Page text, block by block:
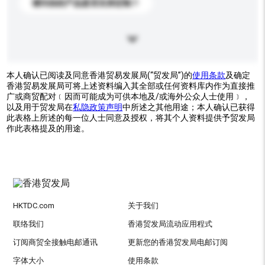
请问你的产品是否支持定制？
本人确认已阅读及同意香港贸易发展局(“贸发局”)的使用条款及确定
香港贸易发展局可将上述资料编入其全部或任何资料库内作为直接推
广或商贸配对﹝因而可能成为可供本地及/或海外公众人士使用﹞，
以及用于贸发局在私隐政策声明中所述之其他用途；本人确认已获得
此表格上所述的每一位人士同意及授权，将其个人资料提供予贸发局
作此表格提及的用途。
HKTDC.com 关于我们
联络我们 香港贸发局流动应用程式
订阅商贸全接触电邮通讯 更新您的香港贸发局电邮订阅
字体大小 使用条款